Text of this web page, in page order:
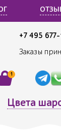
+7 495
Заказы
1
Цвета